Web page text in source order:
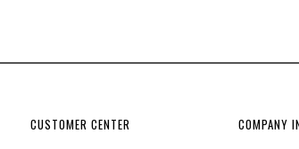
CUSTOMER CENTER COMPANY